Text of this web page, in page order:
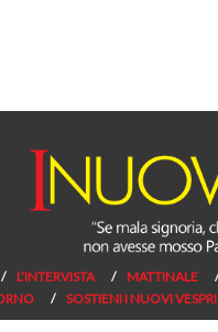
L’INTERVISTA MATTINALE
SOSTIENI I NUOVI VESPRI